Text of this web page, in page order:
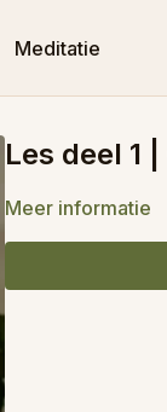
Meditatie
Les deel 1
Meer informatie